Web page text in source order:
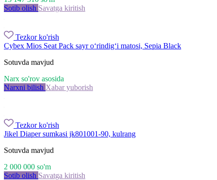
Sotib olish Savatga kiritish
Tezkor ko'rish
Cybex Mios Seat Pack sayr o‘rindig‘i matosi, Sepia Black
Sotuvda mavjud
Narx so'rov asosida
Narxni bilish Xabar yuborish
Tezkor ko'rish
Jikel Diaper sumkasi jk801001-90, kulrang
Sotuvda mavjud
2 000 000 so'm
Sotib olish Savatga kiritish